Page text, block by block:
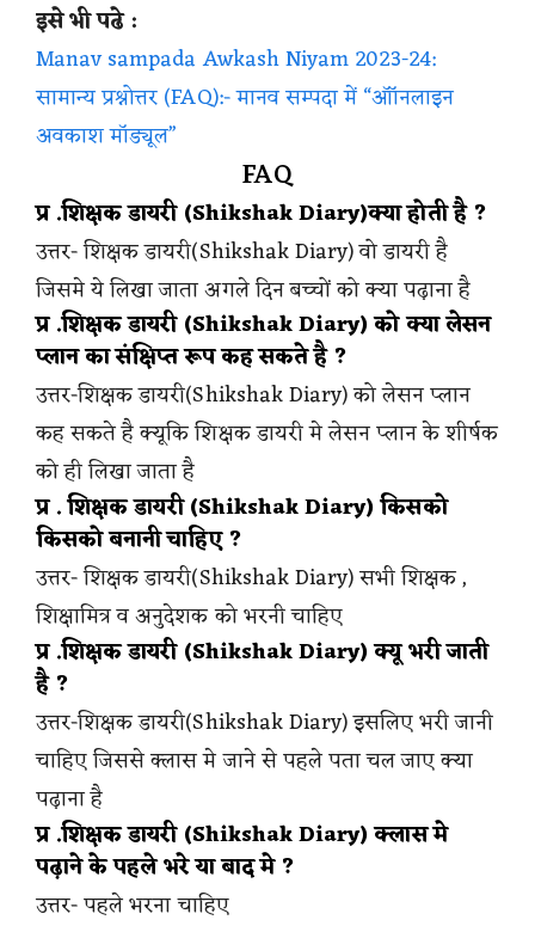
इसे भी पढे :
Manav sampada Awkash Niyam 2023-24:
सामान्य प्रश्नोत्तर (FAQ):- मानव सम्पदा में “ऑॉनलाइन
अवकाश मॉड्यूल”
FAQ
प्र .शिक्षक डायरी (Shikshak Diary)क्या होती है ?
उत्तर- शिक्षक डायरी(Shikshak Diary) वो डायरी है
जिसमे ये लिखा जाता अगले दिन बच्चों को क्या पढ़ाना है
प्र .शिक्षक डायरी (Shikshak Diary) को क्या लेसन
प्लान का संक्षिप्त रूप कह सकते है ?
उत्तर-शिक्षक डायरी(Shikshak Diary) को लेसन प्लान
कह सकते है क्यूकि शिक्षक डायरी मे लेसन प्लान के शीर्षक
को ही लिखा जाता है
प्र . शिक्षक डायरी (Shikshak Diary) किसको
किसको बनानी चाहिए ?
उत्तर- शिक्षक डायरी(Shikshak Diary) सभी शिक्षक ,
शिक्षामित्र व अनुदेशक को भरनी चाहिए
प्र .शिक्षक डायरी (Shikshak Diary) क्यू भरी जाती
है ?
उत्तर-शिक्षक डायरी(Shikshak Diary) इसलिए भरी जानी
चाहिए जिससे क्लास मे जाने से पहले पता चल जाए क्या
पढ़ाना है
प्र .शिक्षक डायरी (Shikshak Diary) क्लास मे
पढ़ाने के पहले भरे या बाद मे ?
उत्तर- पहले भरना चाहिए